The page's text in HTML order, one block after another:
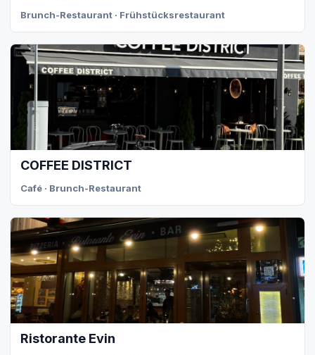
Brunch-Restaurant · Frühstücksrestaurant
COFFEE DISTRICT
Café · Brunch-Restaurant
Ristorante Evin